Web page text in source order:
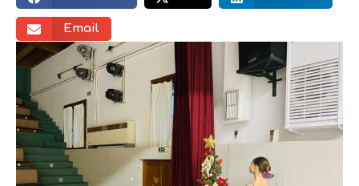
Email